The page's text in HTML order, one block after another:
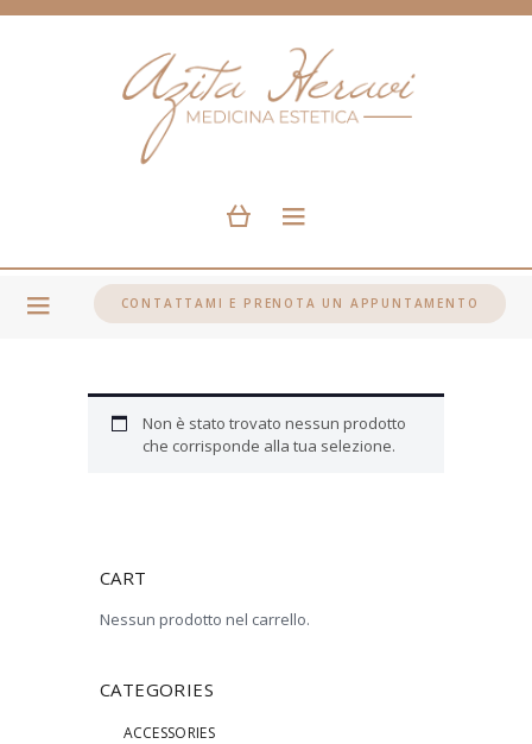
CONTATTAMI E PRENOTA UN APPUNTAMENTO
Non è stato trovato nessun prodotto
che corrisponde alla tua selezione.
CART
Nessun prodotto nel carrello.
CATEGORIES
ACCESSORIES